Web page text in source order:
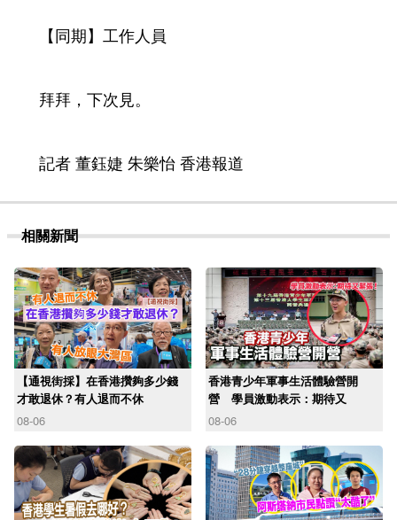
【同期】工作人員
拜拜，下次見。
記者 董鈺婕 朱樂怡 香港報道
相關新聞
【通視街採】在香港攢夠多少錢
才敢退休？有人退而不休
08-06
香港青少年軍事生活體驗營開
營 學員激動表示：期待又
08-06